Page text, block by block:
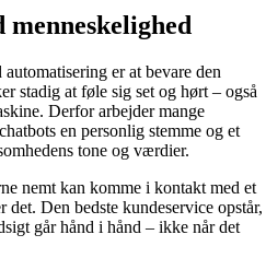
er at bevare den
stadig at føle sig set og hørt – også
Derfor arbejder mange
en personlig stemme og et
tone og værdier.
nemt kan komme i kontakt med et
Den bedste kundeservice opstår,
går hånd i hånd – ikke når det